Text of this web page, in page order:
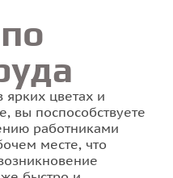
ярких цветах и
вы поспособствуете
работниками
месте, что